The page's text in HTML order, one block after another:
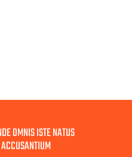
OMNIS ISTE NATUS